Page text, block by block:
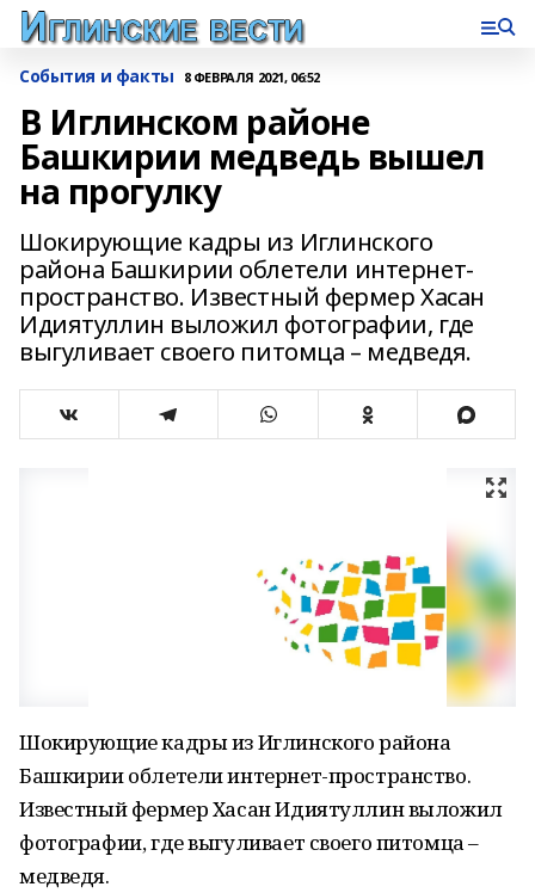
События и факты 8 ФЕВРАЛЯ 2021, 06:52
В Иглинском районе
Башкирии медведь вышел
на прогулку
Шокирующие кадры из Иглинского
района Башкирии облетели интернет-
пространство. Известный фермер Хасан
Идиятуллин выложил фотографии, где
выгуливает своего питомца – медведя.
Шокирующие кадры из Иглинского района
Башкирии облетели интернет-пространство.
Известный фермер Хасан Идиятуллин выложил
фотографии, где выгуливает своего питомца –
медведя.